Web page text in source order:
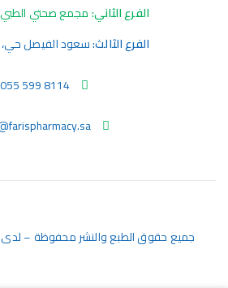
الفرع الثاني:مجمع صحتي الطبي
الفرع الثالث:سعود الفيصل حي،
055 599 8114
جميع حقوق الطبع والنشر محفوظة – لدى